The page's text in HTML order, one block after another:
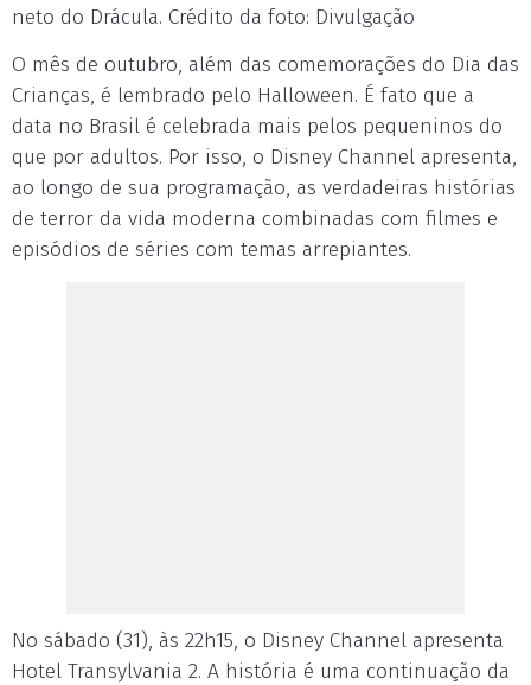
neto do Drácula. Crédito da foto: Divulgação
O mês de outubro, além das comemorações do Dia das
Crianças, é lembrado pelo Halloween. É fato que a
data no Brasil é celebrada mais pelos pequeninos do
que por adultos. Por isso, o Disney Channel apresenta,
ao longo de sua programação, as verdadeiras histórias
de terror da vida moderna combinadas com filmes e
episódios de séries com temas arrepiantes.
No sábado (31), às 22h15, o Disney Channel apresenta
Hotel Transylvania 2. A história é uma continuação da